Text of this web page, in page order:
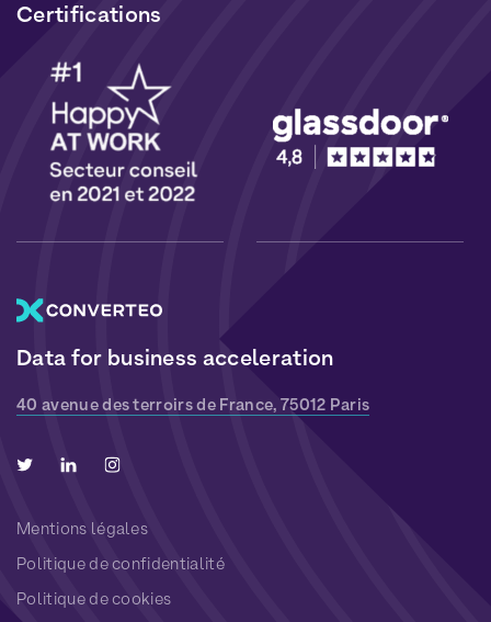
Data for business acceleration
40 avenue des terroirs de France, 75012 Paris
Certifications
Mentions légales
Politique de confidentialité
Politique de cookies